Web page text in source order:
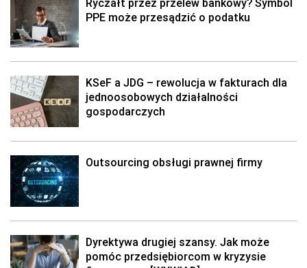
PPE może przesądzić o podatku
KSeF a JDG – rewolucja w fakturach dla
jednoosobowych działalności
gospodarczych
Outsourcing obsługi prawnej firmy
Dyrektywa drugiej szansy. Jak może
pomóc przedsiębiorcom w kryzysie